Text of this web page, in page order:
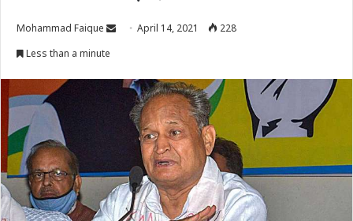
Mohammad Faique
SendApril 14, 2021
228
Less than a minute